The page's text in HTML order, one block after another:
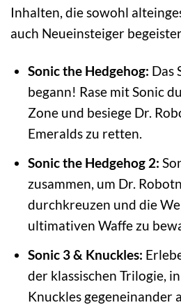
Inhalten, die sowohl
auch Neueinsteiger
Sonic the Hedgehog: Das
begann! Rase mit Sonic
Zone und besiege Dr.
Emeralds zu retten.
Sonic the Hedgehog 2:
zusammen, um Dr.
durchkreuzen und die
ultimativen Waffe zu
Sonic 3 & Knuckles:
der klassischen Trilogie,
Knuckles gegeneinander